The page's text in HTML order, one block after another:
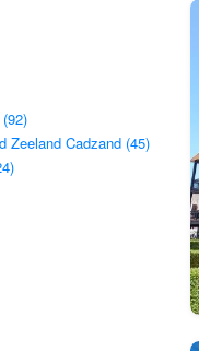
Zeeland Cadzand (45)